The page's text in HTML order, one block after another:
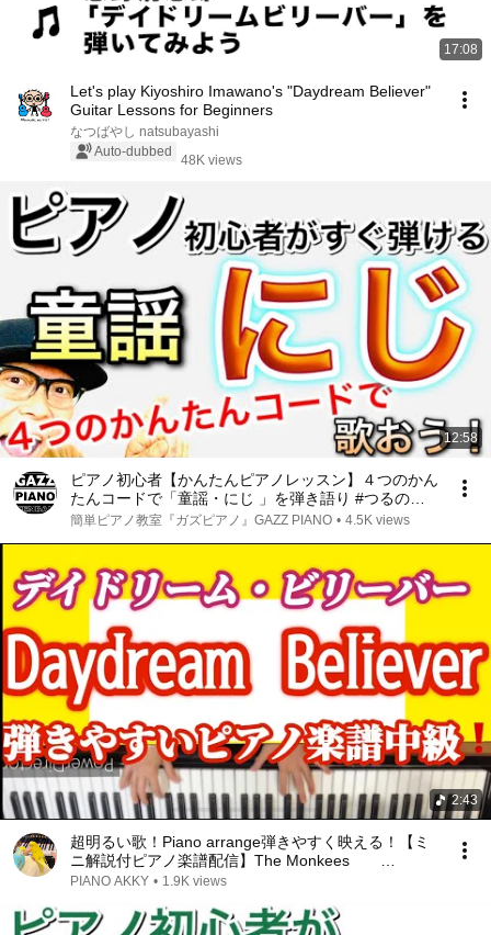
17:08
Let's play Kiyoshiro Imawano's "Daydream Believer"
Guitar Lessons for Beginners
なつばやし natsubayashi
Auto-dubbed
48K views
12:58
ピアノ初心者【かんたんピアノレッスン】４つのかん
たんコードで「童謡・にじ 」を弾き語り #つるの剛
士 #ピアノ初心者 #ピアノ弾き語り #ピアノ教室 #ピ
簡単ピアノ教室『ガズピアノ』GAZZ PIANO • 4.5K views
2:43
超明るい歌！Piano arrange弾きやすく映える！【ミ
ニ解説付ピアノ楽譜配信】The Monkees
Daydream Believer モンキーズ 忌野清志郎 ヘッ
PIANO AKKY • 1.9K views